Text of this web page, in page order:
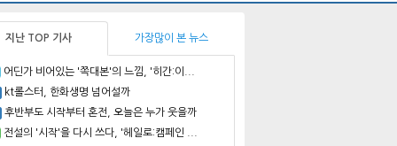
지난 TOP 기사 가장많이 본 뉴스
어딘가 비어있는 '쪽대본'의 느낌, '히간:이...
kt롤스터, 한화생명 넘어설까
후반부도 시작부터 혼전, 오늘은 누가 웃을까
전설의 '시작'을 다시 쓰다, '헤일로:캠페인 ...